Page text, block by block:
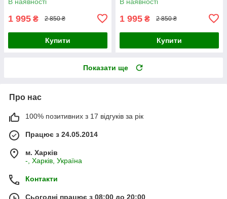
1 995 ₴ 2 850 ₴
Купити
1 995 ₴ 2 850 ₴
Купити
Показати ще
Про нас
100% позитивних з 17 відгуків за рік
Працює з 24.05.2014
м. Харків
-, Харків, Україна
Контакти
Сьогодні працює з 08:00 до 20:00